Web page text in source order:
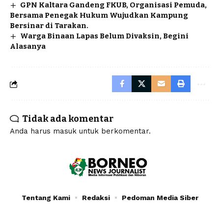
GPN Kaltara Gandeng FKUB, Organisasi Pemuda,
Bersama Penegak Hukum Wujudkan Kampung
Bersinar di Tarakan.
Warga Binaan Lapas Belum Divaksin, Begini
Alasanya
Tidak ada komentar
Anda harus masuk untuk berkomentar.
Tentang Kami Redaksi
Pedoman Media Siber